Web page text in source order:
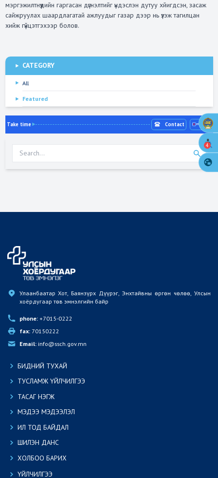
мэргэжилтнүүдийн гаргасан дүгнэлтийг үндэслэн дутуу хйигдсэн, засаж
сайжруулах шаардлагатай ажлуудыг газар дээр нь үзэж тагилцан
хийж гүйцэтгэхээр болов.
CATEGORY
All
Featured
Take time Contact
Улаанбаатар Хот, Баянзүрх Дүүрэг, Энхтайвны өргөн чөлөө, Улсын
хоёрдугаар төв эмнэлгийн байр
phone: +7015-0222
fax: 70150222
Email: info@ssch.gov.mn
БИДНИЙ ТУХАЙ
ТУСЛАМЖ ҮЙЛЧИЛГЭЭ
ТАСАГ НЭГЖ
МЭДЭЭ МЭДЭЭЛЭЛ
ИЛ ТОД БАЙДАЛ
ШИЛЭН ДАНС
ХОЛБОО БАРИХ
ҮЙЛЧИЛГЭЭ
4